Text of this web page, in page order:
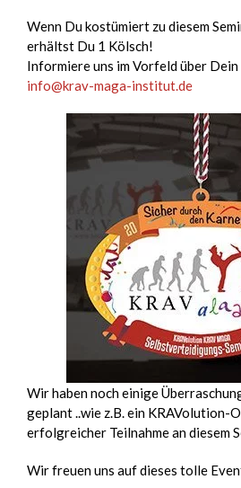
Wenn Du kostümiert zu diesem
erhältst Du 1 Kölsch!
Informiere uns im Vorfeld über
info@krav-maga-institut.de
Wir haben noch einige
geplant ..wie z.B. ein KRAVolution-
erfolgreicher Teilnahme an diesem
Wir freuen uns auf dieses tolle